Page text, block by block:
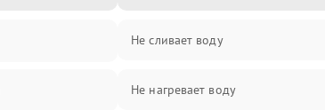
Не сливает воду
Не нагревает воду